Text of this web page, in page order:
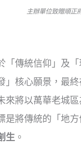
主辦單位致贈順正
「傳統信仰」及
」核心願景，最
來將以萬華老城
是將傳統的「地
生 。